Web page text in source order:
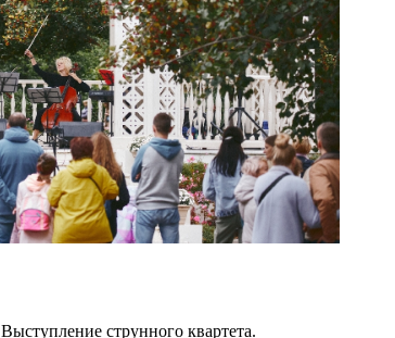
струнного квартета.